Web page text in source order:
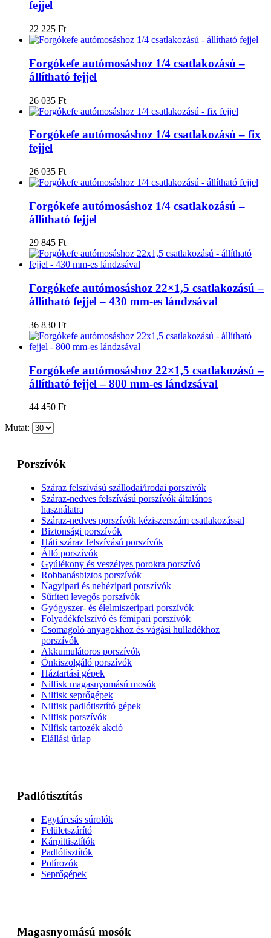
fejjel
22 225 Ft
Forgókefe autómosáshoz 1/4 csatlakozású –
állítható fejjel
26 035 Ft
Forgókefe autómosáshoz 1/4 csatlakozású – fix
fejjel
26 035 Ft
Forgókefe autómosáshoz 1/4 csatlakozású –
állítható fejjel
29 845 Ft
Forgókefe autómosáshoz 22×1,5 csatlakozású –
állítható fejjel – 430 mm-es lándzsával
36 830 Ft
Forgókefe autómosáshoz 22×1,5 csatlakozású –
állítható fejjel – 800 mm-es lándzsával
44 450 Ft
Mutat:
Porszívók
Száraz felszívású szállodai/irodai porszívók
Száraz-nedves felszívású porszívók általános
használatra
Száraz-nedves porszívók kéziszerszám csatlakozással
Biztonsági porszívók
Háti száraz felszívású porszívók
Álló porszívók
Gyúlékony és veszélyes porokra porszívó
Robbanásbiztos porszívók
Nagyipari és nehézipari porszívók
Sűrített levegős porszívók
Gyógyszer- és élelmiszeripari porszívók
Folyadékfelszívó és fémipari porszívók
Csomagoló anyagokhoz és vágási hulladékhoz
porszívók
Akkumulátoros porszívók
Önkiszolgáló porszívók
Háztartási gépek
Nilfisk magasnyomású mosók
Nilfisk seprőgépek
Nilfisk padlótisztító gépek
Nilfisk porszívók
Nilfisk tartozék akció
Elállási űrlap
Padlótisztítás
Egytárcsás súrolók
Felületszárító
Kárpittisztítók
Padlótisztítók
Polírozók
Seprőgépek
Magasnyomású mosók